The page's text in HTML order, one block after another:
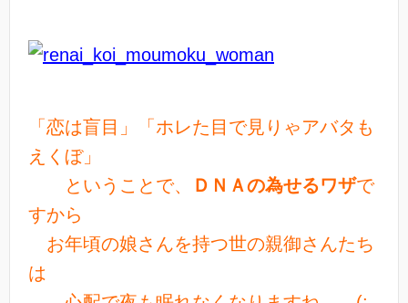
「恋は盲目」「ホレた目で見りゃアバタも
えくぼ」
ということで、
ＤＮＡの為せるワザで
すから
お年頃の娘さんを持つ世の親御さんたち
は